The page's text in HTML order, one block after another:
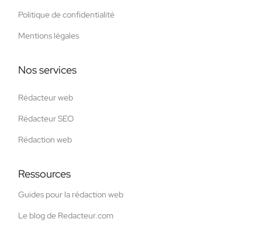
Politique de confidentialité
Mentions légales
Nos services
Rédacteur web
Rédacteur SEO
Rédaction web
Ressources
Guides pour la rédaction web
Le blog de Redacteur.com